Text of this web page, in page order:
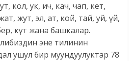
кол, ук, ич, кач, чап, кет,
жут, эл, ат, кой, тай, уй, үй,
бер, күт жана башкалар.
эне тилинин
ушул бир муундуулуктар 78